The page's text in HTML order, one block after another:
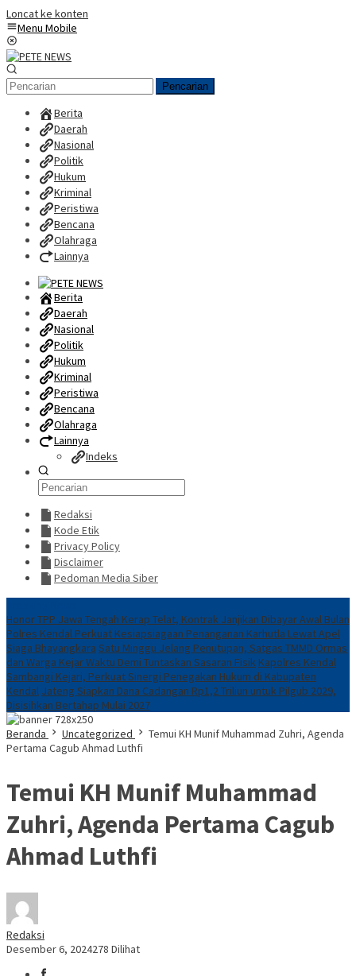
Loncat ke konten
Menu Mobile
Pencarian
Berita
Daerah
Nasional
Politik
Hukum
Kriminal
Peristiwa
Bencana
Olahraga
Lainnya
Berita
Daerah
Nasional
Politik
Hukum
Kriminal
Peristiwa
Bencana
Olahraga
Lainnya
Indeks
Redaksi
Kode Etik
Privacy Policy
Disclaimer
Pedoman Media Siber
Honor TPP Jawa Tengah Kerap Telat, Kontrak Janjikan Dibayar Awal Bulan
Polres Kendal Perkuat Kesiapsiagaan Penanganan Karhutla Lewat Apel
Siaga Bhayangkara Satu Minggu Jelang Penutupan, Satgas TMMD Ormas
dan Warga Kejar Waktu Demi Tuntaskan Sasaran Fisik Kapolres Kendal
Sambangi Kejari, Perkuat Sinergi Penegakan Hukum di Kabupaten
Kendal Jateng Siapkan Dana Cadangan Rp1,2 Triliun untuk Pilgub 2029,
Disisihkan Bertahap Mulai 2027
Beranda
Uncategorized
Temui KH Munif Muhammad Zuhri, Agenda
Pertama Cagub Ahmad Luthfi
Temui KH Munif Muhammad
Zuhri, Agenda Pertama Cagub
Ahmad Luthfi
Redaksi
Desember 6, 2024278 Dilihat